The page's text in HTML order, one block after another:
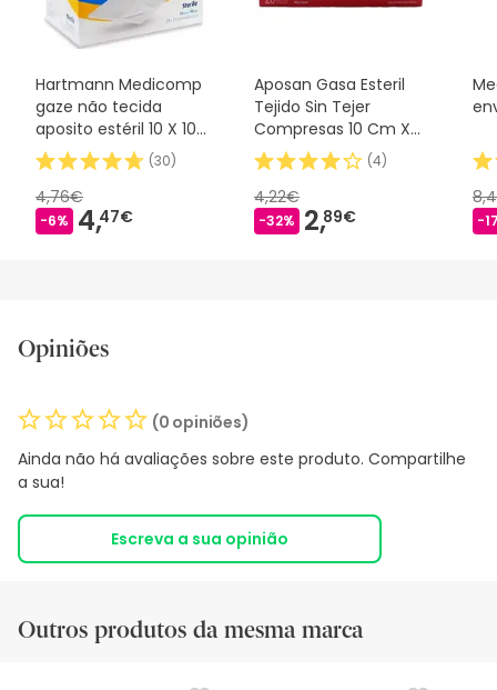
Hartmann Medicomp
gaze não tecida
aposito estéril 10 X 10
CM 25 x 2 U
(30)
4,76€
-6% 4,47€
Aposan Gasa Esteril
Tejido Sin Tejer
Compresas 10 Cm X
20 Cm 20
(4)
4,22€
-32% 2,89€ -
Opiniões
(0 opiniões)
Ainda não há avaliações sobre este produto. Compartilhe
a sua!
Escreva a sua opinião
Outros produtos da mesma marca